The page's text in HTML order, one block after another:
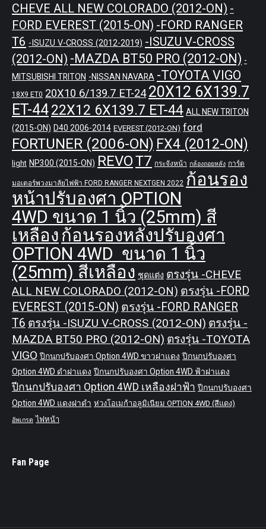
CHEVE ALL NEW COLORADO (2012-ON) -
FORD EVEREST (2015-ON) -FORD RANGER
T6 -ISUZU V-CROSS (2012-2019) -ISUZU V-CROSS
(2012-ON) -MAZDA BT50 PRO (2012-ON) -
MITSUBISHI TRITON -NISSAN NAVARA -TOYOTA VIGO
18X9 ET0 20X10 6/139.7 ET-24 20X12 6X139.7
ET-4422X12 6X139.7 ET-44 ALL NEW TRITON
(2015-ON) D40 2006-2014 EVEREST (2012-ON) ford
FORTUNER (2006-ON) FX4 (2012-ON)
light NP300 (2015-ON) REVOT7 กระจังหน้า กล้องถอยหลัง การ์ด
มอเตอร์พวงมาลัยไฟฟ้า FORD RANGER NEXTGEN 2022 ก้อนรอง
หน้าปรับองศา OPTION
4WD ขนาด 1 นิ้ว (25mm) สี
เหลือง ก้อนรองหลังปรับองศา
OPTION 4WD ขนาด 1 นิ้ว
(25mm) สีเหลือง ชุดแต่ง ตรงรุ่น -CHEVE
ALL NEW COLORADO (2012-ON) ตรงรุ่น -FORD
EVEREST (2015-ON) ตรงรุ่น -FORD RANGER
T6 ตรงรุ่น -ISUZU V-CROSS (2012-ON) ตรงรุ่น -
MAZDA BT50 PRO (2012-ON) ตรงรุ่น -TOYOTA
VIGO ปีกนกปรับองศา Option 4WD ขาวฝาแดง ปีกนกปรับองศา
Option 4WD ดำฝาแดง ปีกนกปรับองศา Option 4WD ฟ้าฝาแดง
ปีกนกปรับองศา Option 4WD เหลืองฝาฟ้า ปีกนกปรับองศา
Option 4WD แดงฝาดำ ห่วงโอเมก้าอลูมิเนียม OPTION 4WD (สีแดง)
อัพเกรด ไฟหน้า
Fan Page